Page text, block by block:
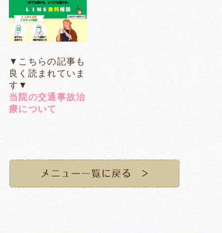
▼こちらの記事も
良く読まれていま
す▼
当院の交通事故治
療について